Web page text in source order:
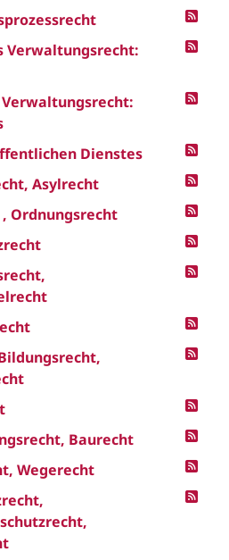
Verwaltungsrecht:
Dienstes
Asylrecht
Ordnungsrecht
Baurecht
Wegerecht